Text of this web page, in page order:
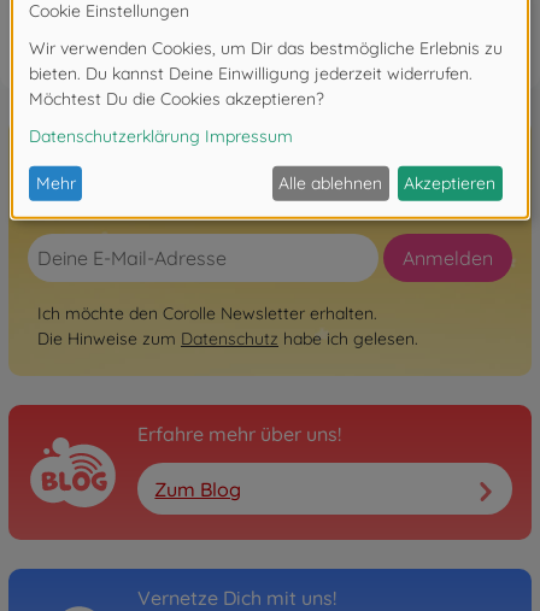
FAQ
Hier zum Newsletter anmelden!
Anmelden
Ich möchte den Corolle Newsletter erhalten.
Die Hinweise zum Datenschutz habe ich gelesen.
Erfahre mehr über uns!
Zum Blog
Vernetze Dich mit uns!